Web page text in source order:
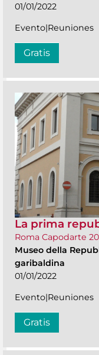
01/01/2022
Evento|Reuniones
Gratis
La prima
Roma Capodarte
Museo della
garibaldina
01/01/2022
Evento|Reuniones
Gratis